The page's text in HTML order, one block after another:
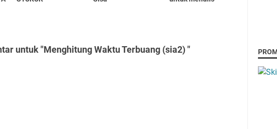
untuk "Menghitung Waktu Terbuang (sia2) "